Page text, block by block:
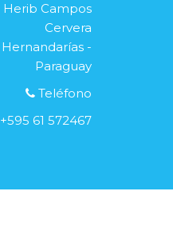
Herib Campos
Cervera
Hernandarías -
Paraguay
Teléfono
+595 61 572467